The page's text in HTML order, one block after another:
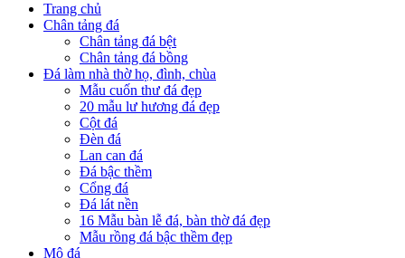
Trang chủ
Chân tảng đá
Chân tảng đá bệt
Chân tảng đá bồng
Đá làm nhà thờ họ, đình, chùa
Mẫu cuốn thư đá đẹp
20 mẫu lư hương đá đẹp
Cột đá
Đèn đá
Lan can đá
Đá bậc thềm
Cổng đá
Đá lát nền
16 Mẫu bàn lễ đá, bàn thờ đá đẹp
Mẫu rồng đá bậc thềm đẹp
Mộ đá